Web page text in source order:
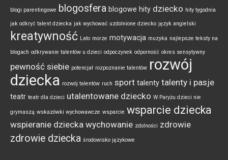
blogi parentingowe blogosfera blogowe hity dziecko hity tygodnia
jak odkryć talent dziecka jak wychować uzdolnione dziecko język angielski
kreatywność Lato morze motywacja muzyka najlepsze teksty na
blogach odkrywanie talentów u dzieci odpoczynek odporność okres sensytywny
pewność siebie potencjał rozpoznanie talentów rozwój
dziecka rozwój talentów ruch sport talenty talenty i pasje
teatr teatr dla dzieci utalentowane dziecko W Paryżu dzieci nie
grymaszą wskazówki wychowawcze wsparcie wsparcie dziecka
wspieranie dziecka wychowanie zdolności zdrowie
zdrowie dziecka środowisko językowe